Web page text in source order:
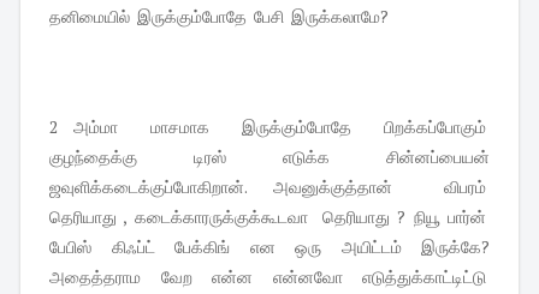
தனிமையில் இருக்கும்போதே பேசி இருக்கலாமே?
2 அம்மா மாசமாக இருக்கும்போதே பிறக்கப்போகும்
குழந்தைக்கு டிரஸ் எடுக்க சின்னப்பையன்
ஜவுளிக்கடைக்குப்போகிறான். அவனுக்குத்தான் விபரம்
தெரியாது , கடைக்காரருக்குக்கூடவா தெரியாது ? நியூ பார்ன்
பேபிஸ் கிஃப்ட் பேக்கிங் என ஒரு அயிட்டம் இருக்கே?
அதைத்தராம வேற என்ன என்னவோ எடுத்துக்காட்டிட்டு